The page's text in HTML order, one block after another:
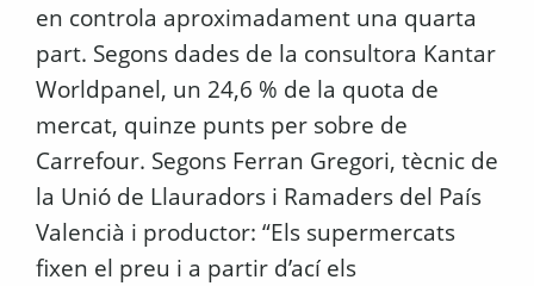
en controla aproximadament una quarta
part. Segons dades de la consultora Kantar
Worldpanel, un 24,6 % de la quota de
mercat, quinze punts per sobre de
Carrefour. Segons Ferran Gregori, tècnic de
la Unió de Llauradors i Ramaders del País
Valencià i productor: “Els supermercats
fixen el preu i a partir d’ací els